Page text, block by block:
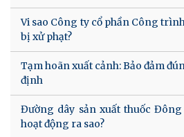
Vi sao Công ty cổ phần Công
bị xử phạt?
Tạm hoãn xuất cảnh: Bảo đảm
định
Đường dây sản xuất thuốc
hoạt động ra sao?